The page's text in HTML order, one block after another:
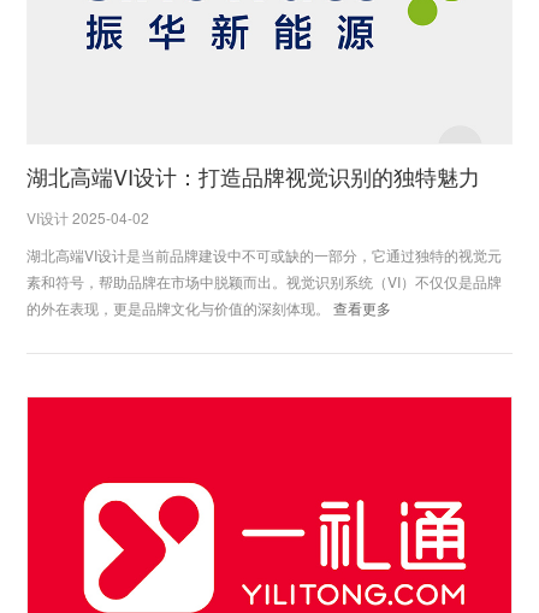
湖北高端VI设计：打造品牌视觉识别的独特魅力
VI设计 2025-04-02
湖北高端VI设计是当前品牌建设中不可或缺的一部分，它通过独特的视觉元
素和符号，帮助品牌在市场中脱颖而出。视觉识别系统（VI）不仅仅是品牌
的外在表现，更是品牌文化与价值的深刻体现。查看更多